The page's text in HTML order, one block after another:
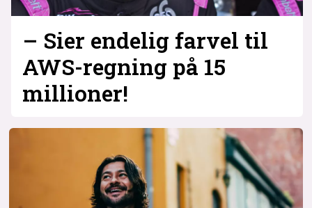
– Sier endelig farvel til
AWS-regning på 15
millioner!